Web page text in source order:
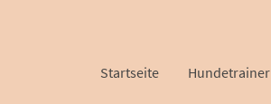
Startseite Hundetrainer